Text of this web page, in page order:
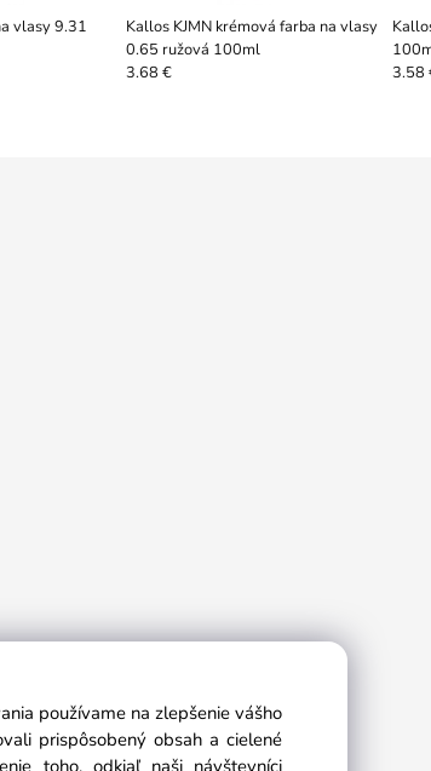
vlasy 9.31
Kallos KJMN krémová farba na vlasy
0.65 ružová 100ml
3.68 €
3.58
používame na zlepšenie vášho
prispôsobený obsah a cielené